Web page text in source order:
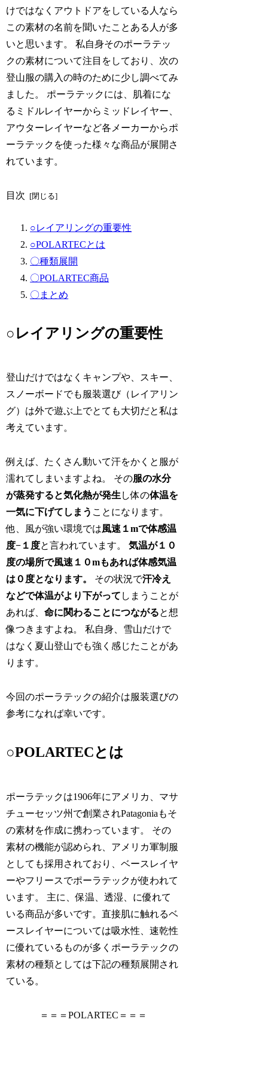
けではなくアウトドアをしている人なら
この素材の名前を聞いたことある人が多
いと思います。 私自身そのポーラテッ
クの素材について注目をしており、次の
登山服の購入の時のために少し調べてみ
ました。 ポーラテックには、肌着にな
るミドルレイヤーからミッドレイヤー、
アウターレイヤーなど各メーカーからポ
ーラテックを使った様々な商品が展開さ
れています。
目次
○レイアリングの重要性
○POLARTECとは
〇種類展開
〇POLARTEC商品
〇まとめ
○レイアリングの重要性
登山だけではなくキャンプや、スキー、
スノーボードでも服装選び（レイアリン
グ）は外で遊ぶ上でとても大切だと私は
考えています。
例えば、たくさん動いて汗をかくと服が
濡れてしまいますよね。 その服の水分
が蒸発すると気化熱が発生 し体の体温を
一気に下げてしまう ことになります。
他、風が強い環境では風速１mで体感温
度−１度と言われています。気温が１０
度の場所で風速１０mもあれば体感気温
は０度となります。
その状況で汗冷え
などで体温がより下がって しまうことが
あれば、命に関わることにつながると想
像つきますよね。 私自身、雪山だけで
はなく夏山登山でも強く感じたことがあ
ります。
今回のポーラテックの紹介は服装選びの
参考になれば幸いです。
○POLARTECとは
ポーラテックは1906年にアメリカ、マサ
チューセッツ州で創業されPatagoniaもそ
の素材を作成に携わっています。 その
素材の機能が認められ、アメリカ軍制服
としても採用されており、ベースレイヤ
ーやフリースでポーラテックが使われて
います。 主に、保温、透湿、に優れて
いる商品が多いです。直接肌に触れるベ
ースレイヤーについては吸水性、速乾性
に優れているものが多くポーラテックの
素材の種類としては下記の種類展開され
ている。
＝＝＝POLARTEC＝＝＝